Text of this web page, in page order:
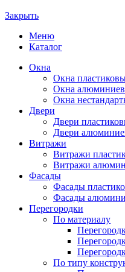
Закрыть
Меню
Каталог
Окна
Окна
Окна
Окна
Двери
Двери
Двери
Витражи
Витражи
Витражи
Фасады
Фасады
Фасады
Перегородки
По материалу
По типу